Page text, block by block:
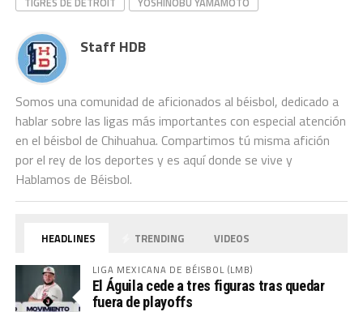
Staff HDB
Somos una comunidad de aficionados al béisbol, dedicado a
hablar sobre las ligas más importantes con especial atención
en el béisbol de Chihuahua. Compartimos tú misma afición
por el rey de los deportes y es aquí donde se vive y
Hablamos de Béisbol.
HEADLINES TRENDING VIDEOS
LIGA MEXICANA DE BÉISBOL (LMB)
El Águila cede a tres figuras tras quedar
fuera de playoffs